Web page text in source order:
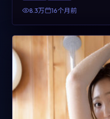
关系与情节反转，适合检索
8.3万 16个月前